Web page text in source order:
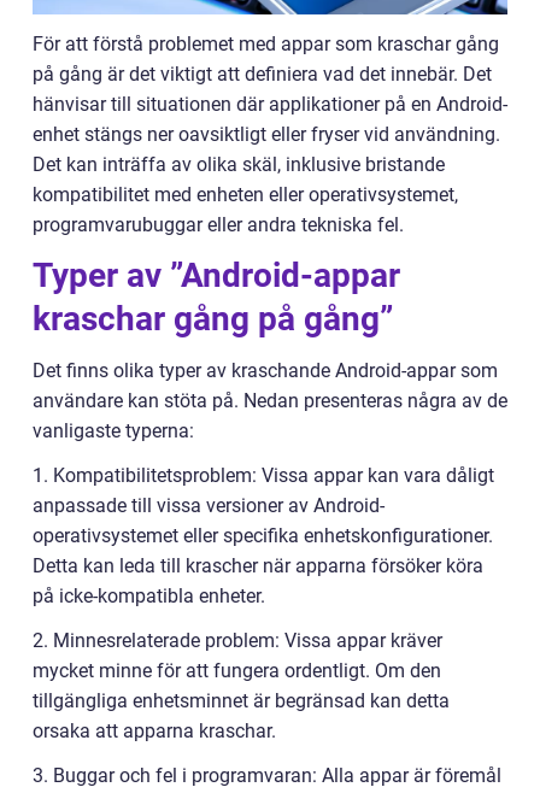
För att förstå problemet med appar som kraschar gång
på gång är det viktigt att definiera vad det innebär. Det
hänvisar till situationen där applikationer på en Android-
enhet stängs ner oavsiktligt eller fryser vid användning.
Det kan inträffa av olika skäl, inklusive bristande
kompatibilitet med enheten eller operativsystemet,
programvarubuggar eller andra tekniska fel.
Typer av ”Android-appar
kraschar gång på gång”
Det finns olika typer av kraschande Android-appar som
användare kan stöta på. Nedan presenteras några av de
vanligaste typerna:
1. Kompatibilitetsproblem: Vissa appar kan vara dåligt
anpassade till vissa versioner av Android-
operativsystemet eller specifika enhetskonfigurationer.
Detta kan leda till krascher när apparna försöker köra
på icke-kompatibla enheter.
2. Minnesrelaterade problem: Vissa appar kräver
mycket minne för att fungera ordentligt. Om den
tillgängliga enhetsminnet är begränsad kan detta
orsaka att apparna kraschar.
3. Buggar och fel i programvaran: Alla appar är föremål